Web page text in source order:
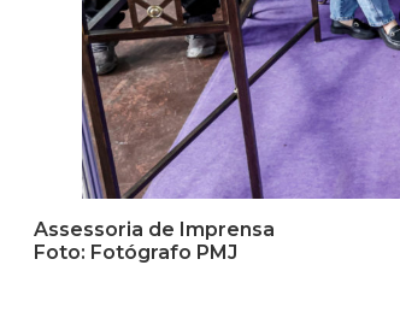
Assessoria de Imprensa
Foto: Fotógrafo PMJ